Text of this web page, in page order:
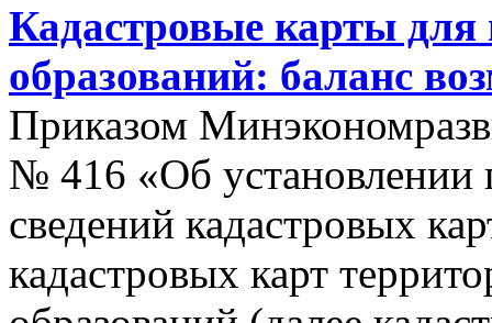
Кадастровые карты
образований: баланс
Приказом
№ 416 «Об установлении
сведений кадастровых
кадастровых карт